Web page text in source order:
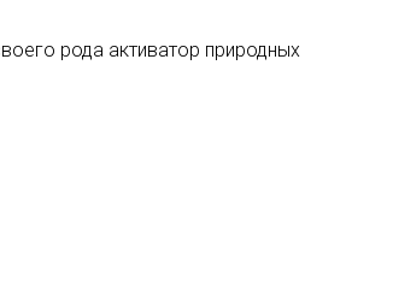
рода активатор природных